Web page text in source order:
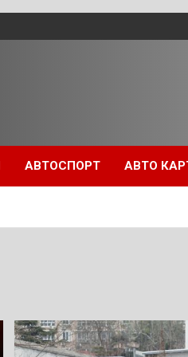
АВТОСПОРТ АВТО